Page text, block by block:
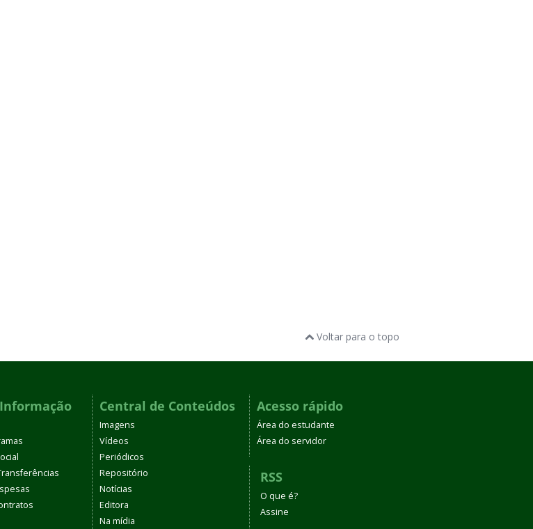
Voltar para o topo
Central de Conteúdos
Imagens
Vídeos
Periódicos
Repositório
Notícias
Editora
Na mídia
Acesso rápido
Área do estudante
Área do servidor
RSS
O que é?
Assine